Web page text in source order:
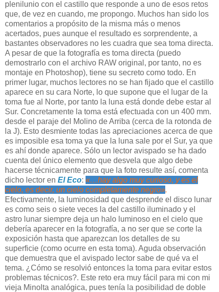
plenilunio con el castillo que responde a uno de esos retos
que, de vez en cuando, me propongo. Muchos han sido los
comentarios a propósito de la misma más o menos
acertados, pues aunque el resultado es sorprendente, a
bastantes observadores no les cuadra que sea toma directa.
A pesar de que la fotografía es toma directa (puedo
demostrarlo con el archivo RAW original, por tanto, no es
montaje en Photoshop), tiene su secreto como todo. En
primer lugar, muchos lectores no se han fijado que el castillo
aparece en su cara Norte, lo que supone que el lugar de la
toma fue al Norte, por tanto la luna está donde debe estar al
Sur. Concretamente la toma está efectuada con un 400 mm.
desde el paraje del Molino de Arriba (cerca de la rotonda de
la J). Esto desmiente todas las apreciaciones acerca de que
es imposible esa toma ya que la luna sale por el Sur, ya que
es ahí donde aparece. Sólo un lector avispado se ha dado
cuenta del único elemento que desvela que algo debe
hacerse técnicamente para que la foto resulte así, comenta
dicho lector en El Eco: «…hay algo muy curioso, y es el
cielo, es decir, un cielo completamente negro».
Efectivamente, la luminosidad que desprende el disco lunar
es como seis o siete veces la del castillo iluminado y el
astro lunar siempre deja un halo luminoso en el cielo que
debería aparecer en la fotografía, a no ser que se corte la
exposición hasta que aparezcan los detalles de su
superficie (como ocurre en esta toma). Aguda observación
que demuestra que el avispado lector sabe de qué va el
tema. ¿Cómo se resolvió entonces la toma para evitar estos
problemas técnicos?. Este reto era muy fácil para mi con mi
vieja Minolta analógica, pues tenía la posibilidad de doble